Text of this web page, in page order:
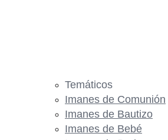
Temáticos
Imanes de Comunión
Imanes de Bautizo
Imanes de Bebé